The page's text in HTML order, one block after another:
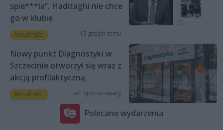
spie***la”. Haditaghi nie chce
go w klubie
Aktualności 13 godzin temu
Nowy punkt Diagnostyki w
Szczecinie otworzył się wraz z
akcją profilaktyczną
Aktualności art. sponsorowany
Polecane wydarzenia